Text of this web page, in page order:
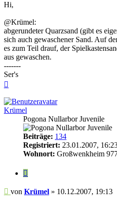
Hi,
@Krümel:
abgerundeter Quarzsand (gibt es
sich auch gewaschener Sand. Auf
es zum Teil drauf, der
aus gewaschen.
-------
Ser's
Krümel
Pogona Nullarbor Juvenile
Beiträge: 134
Registriert: 23.01.2007,
Wohnort: Großwenkheim
Zitieren
Beitrag
von Krümel » 10.12.2007, 19:13